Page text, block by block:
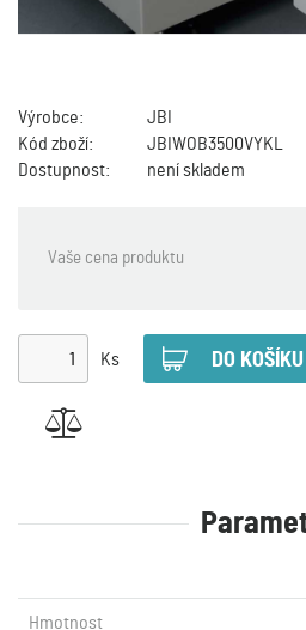
Výrobce:
JBI
Kód zboží:
JBIWOB3500VYKL
Dostupnost:
není skladem
Vaše cena produktu
Ks
Hmotnost